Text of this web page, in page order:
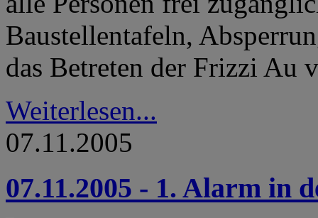
Baustellentafeln,
das Betreten der Frizzi Au
Weiterlesen...
07.11.2005
07.11.2005 - 1. Alarm in